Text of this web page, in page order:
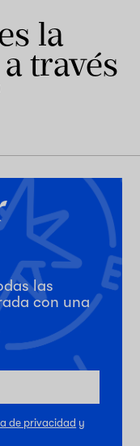
la
través
las
con una
de privacidad y